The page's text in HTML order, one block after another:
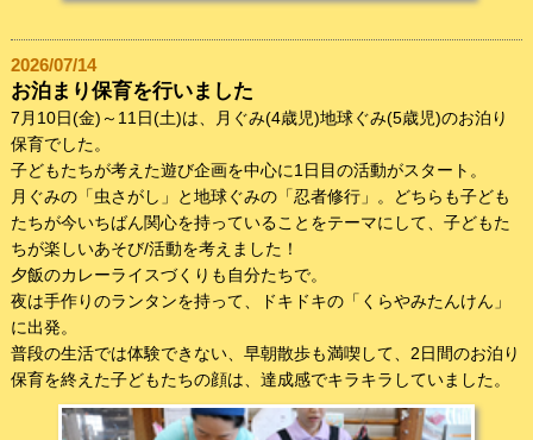
2026/07/14
お泊まり保育を行いました
7月10日(金)～11日(土)は、月ぐみ(4歳児)地球ぐみ(5歳児)のお泊り
保育でした。
子どもたちが考えた遊び企画を中心に1日目の活動がスタート。
月ぐみの「虫さがし」と地球ぐみの「忍者修行」。どちらも子ども
たちが今いちばん関心を持っていることをテーマにして、子どもた
ちが楽しいあそび/活動を考えました！
夕飯のカレーライスづくりも自分たちで。
夜は手作りのランタンを持って、ドキドキの「くらやみたんけん」
に出発。
普段の生活では体験できない、早朝散歩も満喫して、2日間のお泊り
保育を終えた子どもたちの顔は、達成感でキラキラしていました。